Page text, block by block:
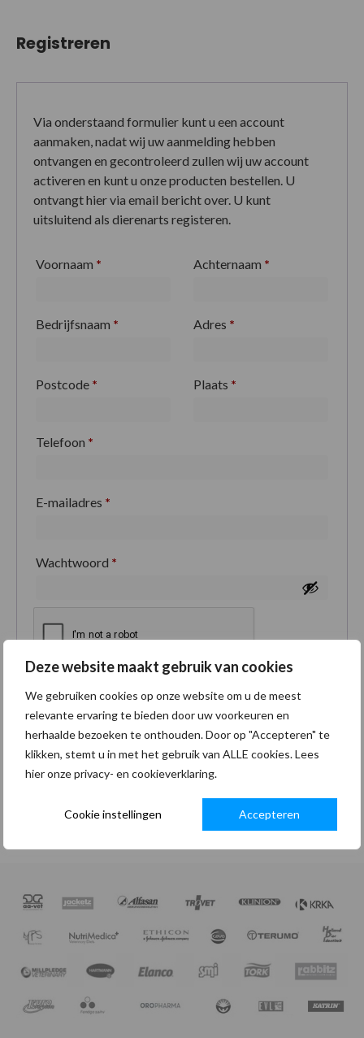
Deze website maakt gebruik van cookies
We gebruiken cookies op onze website om u de meest
relevante ervaring te bieden door uw voorkeuren en
herhaalde bezoeken te onthouden. Door op "Accepteren" te
klikken, stemt u in met het gebruik van ALLE cookies. Lees
hier onze privacy- en cookieverklaring.
Cookie instellingen Accepteren
Registreren
Via onderstaand formulier kunt u een account
aanmaken, nadat wij uw aanmelding hebben
ontvangen en gecontroleerd zullen wij uw account
activeren en kunt u onze producten bestellen. U
ontvangt hier via email bericht over. U kunt
uitsluitend als dierenarts registeren.
Voornaam * Achternaam *
Bedrijfsnaam * Adres *
Postcode * Plaats *
Telefoon *
E-mailadres *
Wachtwoord *
Je persoonlijke gegevens worden gebruikt om je
ervaring op deze site te ondersteunen, om toegang
tot je account te beheren en voor andere doeleinden
zoals omschreven in onzeprivacybeleid.